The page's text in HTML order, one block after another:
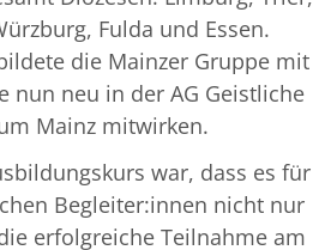
Fulda und Essen.
die Mainzer Gruppe mit
nun neu in der AG Geistliche
Mainz mitwirken.
war, dass es für
Begleiter:innen nicht nur
erfolgreiche Teilnahme am